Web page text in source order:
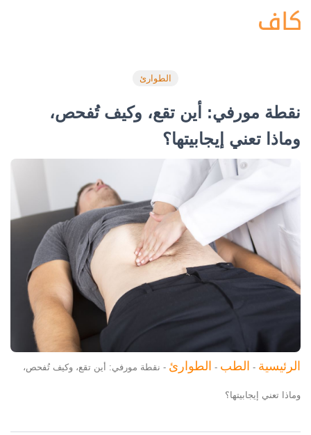
الطوارئ
نقطة مورفي: أين تقع، وكيف تُفحص،
وماذا تعني إيجابيتها؟
الرئيسية - الطب - الطوارئ - نقطة مورفي: أين تقع، وكيف تُفحص،
وماذا تعني إيجابيتها؟